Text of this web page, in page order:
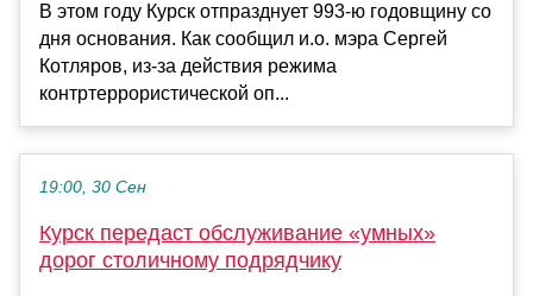
В этом году Курск отпразднует 993-ю годовщину со
дня основания. Как сообщил и.о. мэра Сергей
Котляров, из-за действия режима
контртеррористической оп...
19:00, 30 Сен
Курск передаст обслуживание «умных»
дорог столичному подрядчику